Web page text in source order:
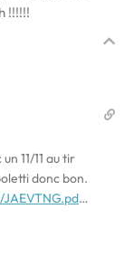
!!!!!!
11/11 au tir
donc bon.
…